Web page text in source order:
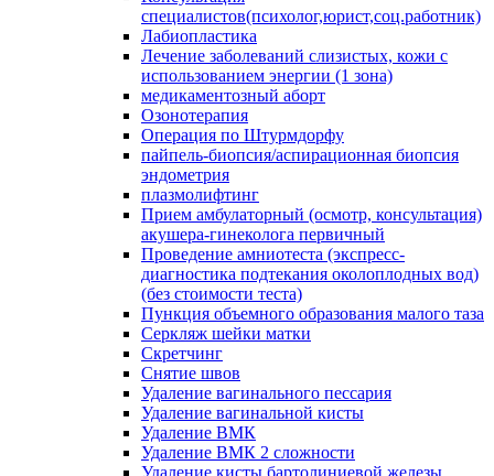
специалистов(психолог,юрист,соц.работник)
Лабиопластика
Лечение заболеваний слизистых, кожи с
использованием энергии (1 зона)
медикаментозный аборт
Озонотерапия
Операция по Штурмдорфу
пайпель-биопсия/аспирационная биопсия
эндометрия
плазмолифтинг
Прием амбулаторный (осмотр, консультация)
акушера-гинеколога первичный
Проведение амниотеста (экспресс-
диагностика подтекания околоплодных вод)
(без стоимости теста)
Пункция объемного образования малого таза
Серкляж шейки матки
Скретчинг
Снятие швов
Удаление вагинального пессария
Удаление вагинальной кисты
Удаление ВМК
Удаление ВМК 2 сложности
Удаление кисты бартолиниевой железы